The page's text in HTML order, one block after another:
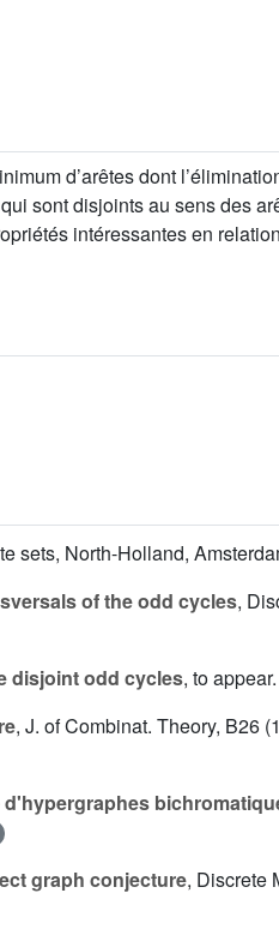
d’arêtes dont
sont disjoints au sens des
intéressantes en
sets, North-Holland,
of the odd cycles,
disjoint odd cycles, to
, J. of Combinat. Theory, B26
d'hypergraphes
graph conjecture, Discrete